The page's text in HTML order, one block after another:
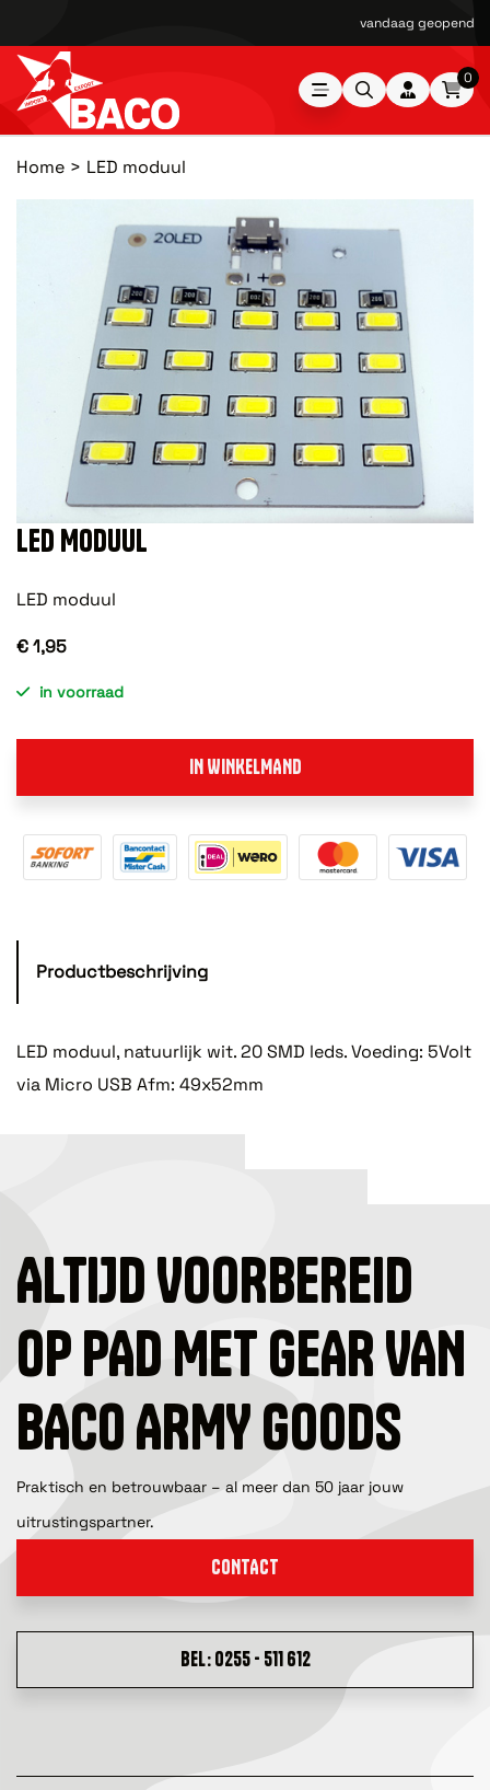
vandaag geopend
0
Home LED moduul
LED MODUUL
LED moduul
€ 1,95
in voorraad
IN WINKELMAND
Productbeschrijving
LED moduul, natuurlijk wit. 20 SMD leds. Voeding: 5Volt
via Micro USB Afm: 49x52mm
ALTIJD VOORBEREID
OP PAD MET GEAR VAN
BACO ARMY GOODS
Praktisch en betrouwbaar – al meer dan 50 jaar jouw
uitrustingspartner.
CONTACT
BEL: 0255 - 511 612